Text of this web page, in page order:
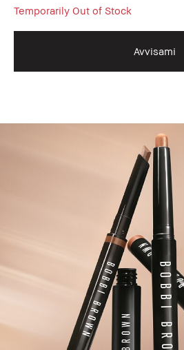
Temporarily Out of Stock
Avvisami